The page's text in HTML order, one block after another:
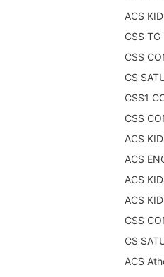
ACS
CSS TG
CSS
CS
CSS1
CSS
ACS
ACS
ACS
ACS
CSS
CS
ACS